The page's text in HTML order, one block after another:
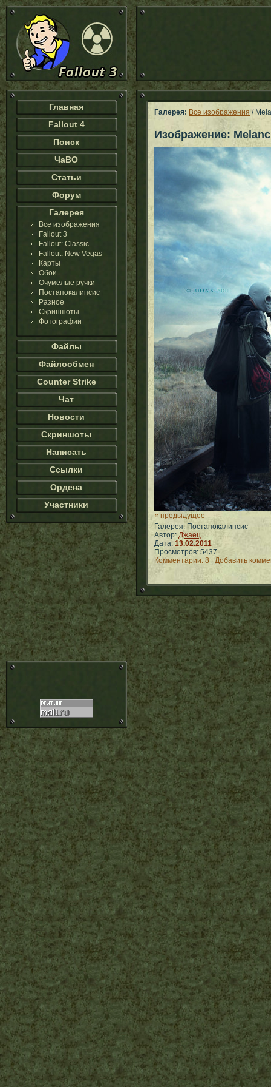
Главная
Fallout 4
Поиск
ЧаВО
Статьи
Форум
Галерея
Все изображения
Fallout 3
Fallout: Classic
Fallout: New Vegas
Карты
Обои
Очумелые ручки
Постапокалипсис
Разное
Скриншоты
Фотографии
Файлы
Файлообмен
Counter Strike
Чат
Новости
Скриншоты
Написать
Ссылки
Ордена
Участники
Галерея: Все изображения /
Изображение:
« предыдущее
Галерея: Постапокалипсис
Автор: Джаец
Дата: 13.02.2011
Просмотров: 5437
Комментарии: 8 | Добавить